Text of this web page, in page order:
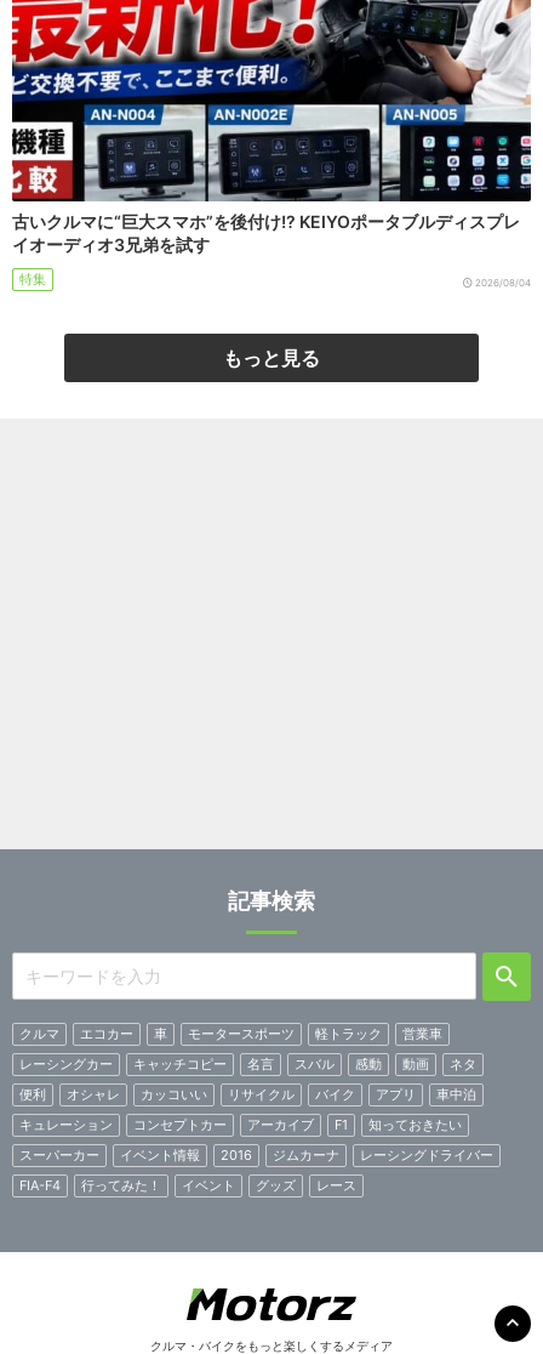
古いクルマに“巨大スマホ”を後付け!? KEIYOポータブルディスプレ
イオーディオ3兄弟を試す
特集 2026/08/04
もっと見る
記事検索
クルマ エコカー 車 モータースポーツ 軽トラック
営業車
レーシングカー
キャッチコピー 名言 スバル 感動 動画
ネタ
便利
オシャレ カッコいい リサイクル バイク アプリ
車中泊
キュレーション
コンセプトカー アーカイブ F1
知っておきたい
スーパーカー
イベント情報 2016 ジムカーナ
レーシングドライバー
FIA-F4
行ってみた！ イベント グッズ レース
クルマ・バイクをもっと楽しくするメディア